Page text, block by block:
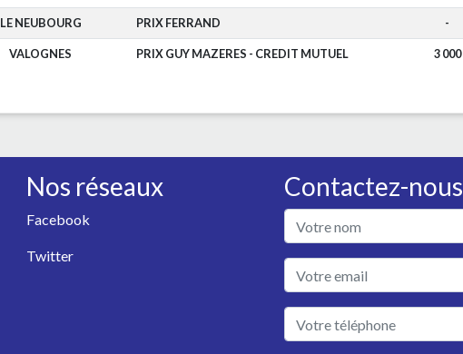
LE NEUBOURG PRIX FERRAND -
VALOGNES PRIX GUY MAZERES - CREDIT MUTUEL 3 000
Nos réseaux
Facebook
Twitter
Contactez-nous